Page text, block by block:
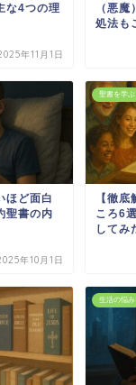
な4つの理
年11月1日
（悪
処法も
ほど面白
聖書の内
年10月1日
聖書を学ぶ
【徹
ころ6
してみ
生活の悩み